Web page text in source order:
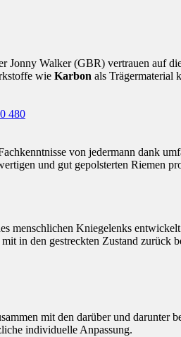
Walker (GBR) vertrauen auf
wie Karbon als Trägermaterial
von jedermann dank
und gut gepolsterten Riemen
menschlichen Kniegelenks
in den gestreckten Zustand
mit den darüber und darunter
individuelle Anpassung.